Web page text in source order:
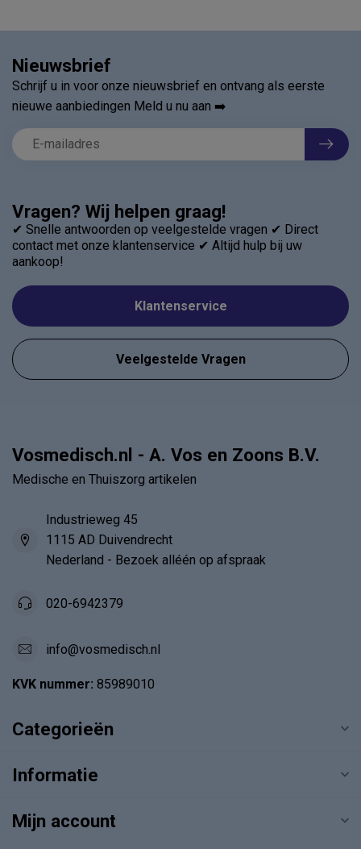
Vragen? Wij helpen graag!
✔ Snelle antwoorden op veelgestelde vragen ✔ Direct
contact met onze klantenservice ✔ Altijd hulp bij uw
aankoop!
Klantenservice
Veelgestelde Vragen
Nieuwsbrief
Schrijf u in voor onze nieuwsbrief en ontvang als eerste
nieuwe aanbiedingen Meld u nu aan ➡️
Vosmedisch.nl - A. Vos en Zoons B.V.
Medische en Thuiszorg artikelen
Industrieweg 45
1115 AD Duivendrecht
Nederland - Bezoek alléén op afspraak
020-6942379
info@vosmedisch.nl
KVK nummer: 85989010
Categorieën
Informatie
Mijn account